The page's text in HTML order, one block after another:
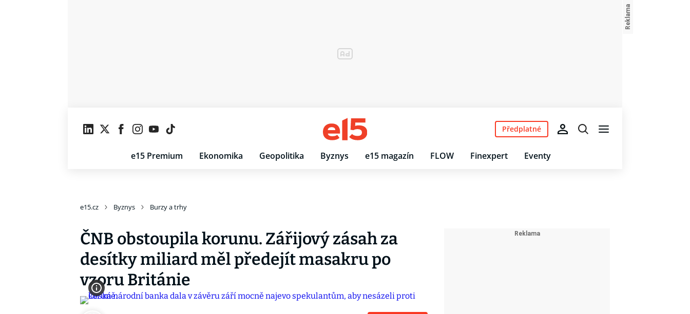
e15 Premium Ekonomika Geopolitika Byznys e15 magazín FLOW Finexpert Eventy
Předplatné
e15.cz Byznys Burzy a trhy
ČNB obstoupila korunu. Zářijový zásah za
desítky miliard měl předejít masakru po
vzoru Británie